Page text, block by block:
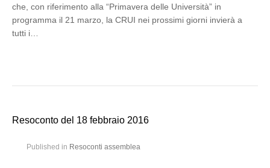
che, con riferimento alla “Primavera delle Università” in
programma il 21 marzo, la CRUI nei prossimi giorni invierà a
tutti i…
Resoconto del 18 febbraio 2016
Published in Resoconti assemblea